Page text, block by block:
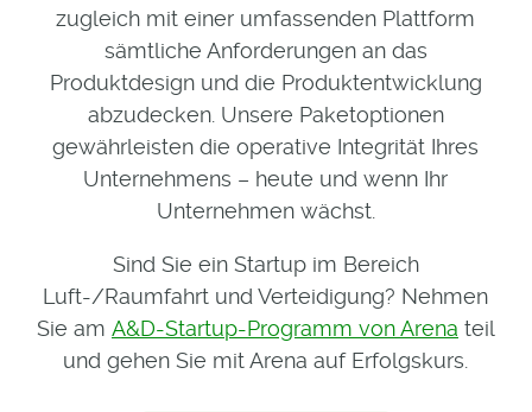
zugleich mit einer umfassenden Plattform
sämtliche Anforderungen an das
Produktdesign und die Produktentwicklung
abzudecken. Unsere Paketoptionen
gewährleisten die operative Integrität Ihres
Unternehmens – heute und wenn Ihr
Unternehmen wächst.
Sind Sie ein Startup im Bereich
Luft-/Raumfahrt und Verteidigung? Nehmen
Sie am A&D-Startup-Programm von Arena teil
und gehen Sie mit Arena auf Erfolgskurs.